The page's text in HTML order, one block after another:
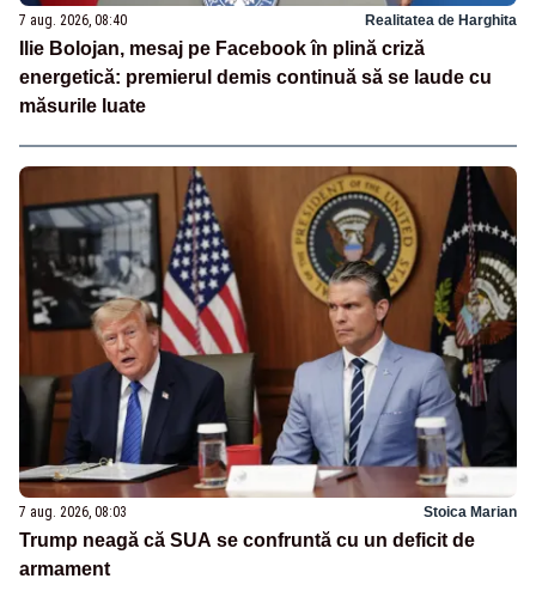
7 aug. 2026, 08:40 Realitatea de Harghita
Ilie Bolojan, mesaj pe Facebook în plină criză
energetică: premierul demis continuă să se laude cu
măsurile luate
7 aug. 2026, 08:03 Stoica Marian
Trump neagă că SUA se confruntă cu un deficit de
armament